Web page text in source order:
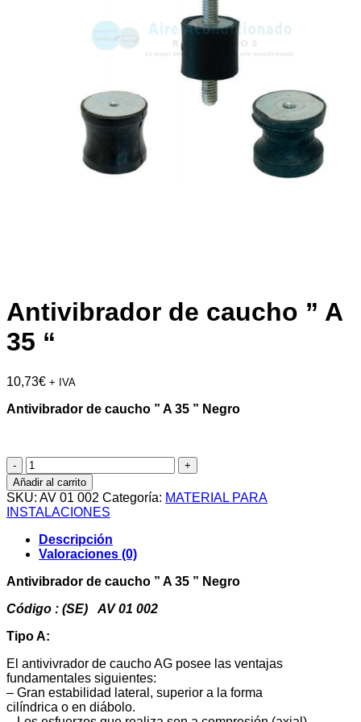
Antivibrador de caucho ” A
35 “
10,73€ + IVA
Antivibrador de caucho ” A 35 ” Negro
Antivibrador
de
caucho
"
A
35
"
cantidad
Añadir al carrito
SKU: AV 01 002 Categoría: MATERIAL PARA
INSTALACIONES
Descripción
Valoraciones (0)
Antivibrador de caucho ” A 35 ” Negro
Código : (SE) AV 01 002
Tipo A:
El antivivrador de caucho AG posee las ventajas
fundamentales siguientes:
– Gran estabilidad lateral, superior a la forma
cilíndrica o en diábolo.